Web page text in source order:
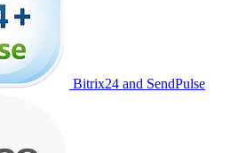
Bitrix24 and SendPulse